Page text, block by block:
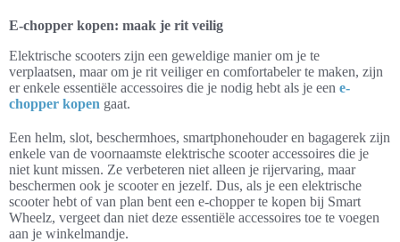
E-chopper kopen: maak je rit veilig
Elektrische scooters zijn een geweldige manier om je te
verplaatsen, maar om je rit veiliger en comfortabeler te maken, zijn
er enkele essentiële accessoires die je nodig hebt als je een e-
chopper kopen gaat.
Een helm, slot, beschermhoes, smartphonehouder en bagagerek zijn
enkele van de voornaamste elektrische scooter accessoires die je
niet kunt missen. Ze verbeteren niet alleen je rijervaring, maar
beschermen ook je scooter en jezelf. Dus, als je een elektrische
scooter hebt of van plan bent een e-chopper te kopen bij Smart
Wheelz, vergeet dan niet deze essentiële accessoires toe te voegen
aan je winkelmandje.